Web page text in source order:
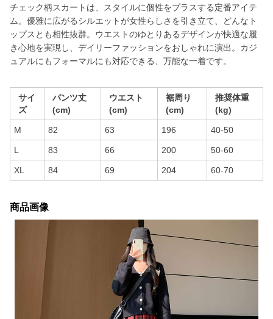
チェック柄スカートは、スタイルに個性をプラスする定番アイテ
ム。優雅に広がるシルエットが女性らしさを引き立て、どんなト
ップスとも相性抜群。ウエストのゆとりあるデザインが快適な履
き心地を実現し、デイリーファッションをおしゃれに演出。カジ
ュアルにもフォーマルにも対応できる、万能な一着です。
サイ
ズ
パンツ丈
(cm)
ウエスト
(cm)
裾周り
(cm)
推奨体重
(kg)
M 82 63 196 40-50
L 83 66 200 50-60
XL 84 69 204 60-70
商品画像